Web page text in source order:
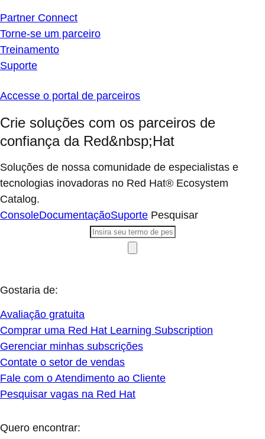
Partner Connect
Torne-se um parceiro
Treinamento
Suporte
Accesse o portal de parceiros
Crie soluções com os parceiros de
confiança da Red&nbsp;Hat
Soluções de nossa comunidade de especialistas e
tecnologias inovadoras no Red Hat® Ecosystem
Catalog.
ConsoleDocumentaçãoSuporte Pesquisar
Gostaria de:
Avaliação gratuita
Comprar uma Red Hat Learning Subscription
Gerenciar minhas subscrições
Contate o setor de vendas
Fale com o Atendimento ao Cliente
Pesquisar vagas na Red Hat
Quero encontrar: